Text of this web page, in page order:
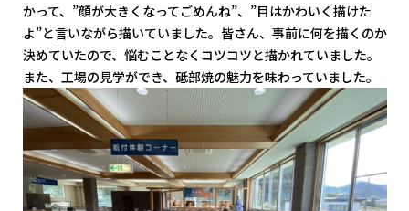
かって、”顔が大きくなってごめんね”、”目はかわいく描けた
よ”と言いながら描いていました。皆さん、事前に何を描くのか
決めていたので、悩むことなくコツコツと描かれていました。
また、工場の見学ができ、砥部焼の魅力を味わっていました。